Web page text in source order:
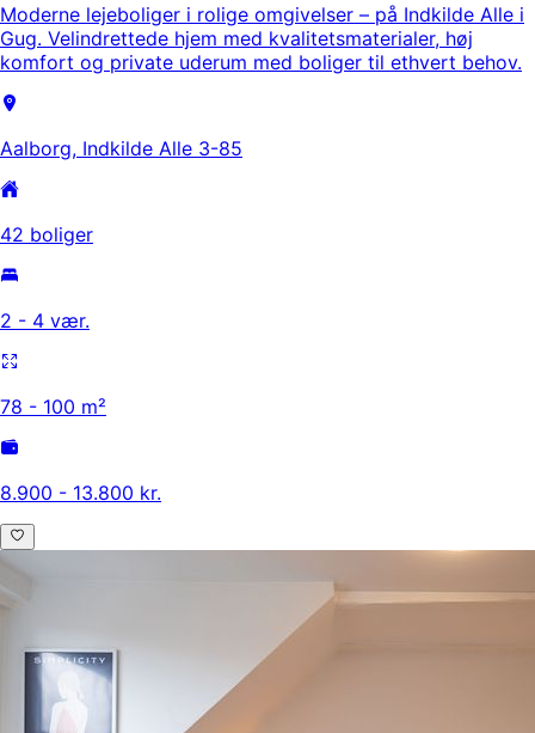
Moderne lejeboliger i rolige omgivelser – på Indkilde Alle i
Gug. Velindrettede hjem med kvalitetsmaterialer, høj
komfort og private uderum med boliger til ethvert behov.
Aalborg, Indkilde Alle 3-85
42 boliger
2 - 4 vær.
78 - 100 m²
8.900 - 13.800 kr.